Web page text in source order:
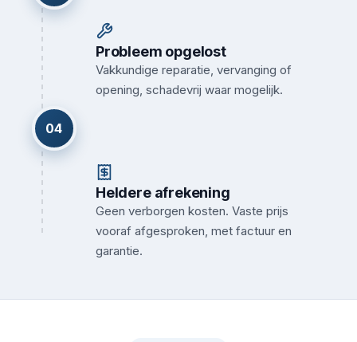
Probleem opgelost
Vakkundige reparatie, vervanging of
opening, schadevrij waar mogelijk.
04
Heldere afrekening
Geen verborgen kosten. Vaste prijs
vooraf afgesproken, met factuur en
garantie.